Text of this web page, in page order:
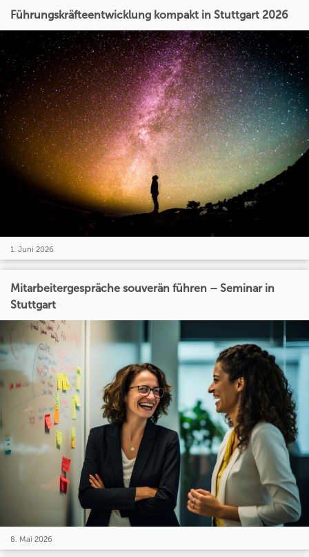
Führungskräfteentwicklung kompakt in Stuttgart 2026
1. Juni 2026
Mitarbeitergespräche souverän führen – Seminar in
Stuttgart
8. Mai 2026